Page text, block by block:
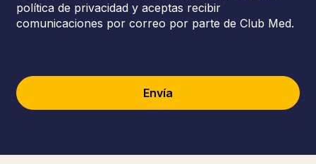
política de privacidad y aceptas recibir
comunicaciones por correo por parte de Club Med.
Envía